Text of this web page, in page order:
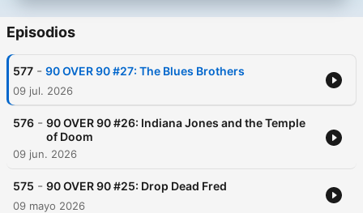
Episodios
577 - 90 OVER 90 #27: The Blues Brothers
09 jul. 2026
576 - 90 OVER 90 #26: Indiana Jones and the Temple
of Doom
09 jun. 2026
575 - 90 OVER 90 #25: Drop Dead Fred
09 mayo 2026